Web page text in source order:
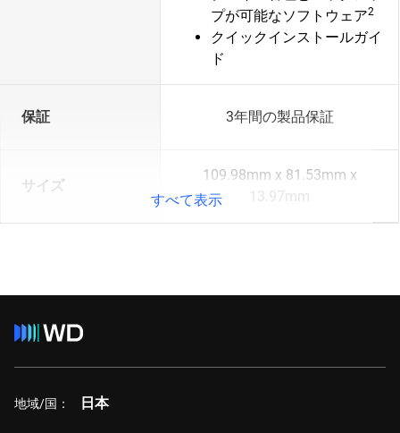
プが可能なソフトウェア2
クイックインストールガイ
ド
保証 3年間の製品保証
サイズ
109.98mm x 81.53mm x
13.97mm
すべて表示
地域/国： 日本